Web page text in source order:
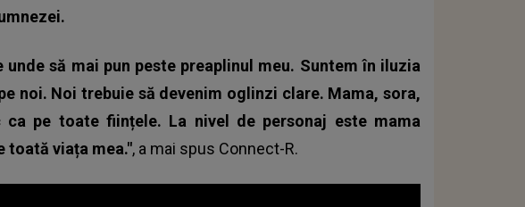
unde să mai pun peste preaplinul meu. Suntem în iluzia
noi. Noi trebuie să devenim oglinzi clare. Mama, sora,
ca pe toate ființele. La nivel de personaj este mama
toată viața mea.", a mai spus Connect-R.